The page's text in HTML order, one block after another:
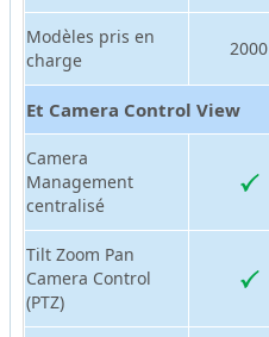
Modèles pris en
charge
2000
Et Camera Control View
Camera
Management
centralisé
Tilt Zoom Pan
Camera Control
(PTZ)